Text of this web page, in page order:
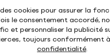
cookies pour assurer la
le consentement accordé,
et personnaliser la publicité
toujours conformément
confidentialité.
Livraison gratuitede 249 €